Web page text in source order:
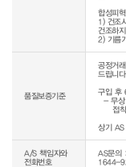
합성피
1) 건조
건조하
품질보증기준
공정거
드립니다
구입 후
  - 무상 AS 항목
상기 AS
A/S 책임자와
전화번호
AS문의
1644-